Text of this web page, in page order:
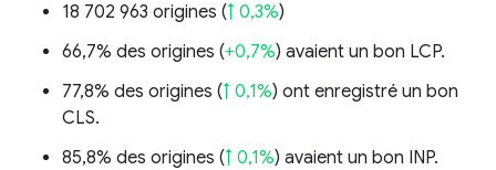
18 702 963 origines (↑ 0,3%)
66,7% des origines (+0,7%) avaient un bon LCP.
77,8% des origines (↑ 0,1%) ont enregistré un bon
CLS.
85,8% des origines (↑ 0,1%) avaient un bon INP.